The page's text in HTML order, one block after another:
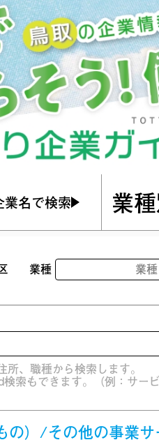
業名で検索 業
業種 業
、職種から検索します。
検索もできます。（例：サ
の）/その他の事業